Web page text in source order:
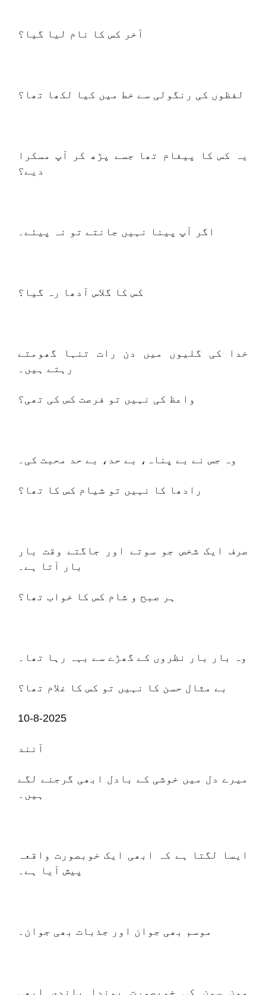
آخر کس کا نام لیا گیا؟
لفظوں کی رنگولی سے خط میں کیا لکھا تھا؟
یہ کس کا پیغام تھا جسے پڑھ کر آپ مسکرا
دیے؟
اگر آپ پینا نہیں جانتے تو نہ پیئے۔
کس کا گلاس آدھا رہ گیا؟
خدا کی گلیوں میں دن رات تنہا گھومتے
رہتے ہیں۔
واعظ کی نہیں تو فرصت کس کی تھی؟
وہ جس نے بے پناہ، بے حد، بے حد محبت کی۔
رادھا کا نہیں تو شیام کس کا تھا؟
صرف ایک شخص جو سوتے اور جاگتے وقت بار
بار آتا ہے۔
ہر صبح و شام کس کا خواب تھا؟
وہ بار بار نظروں کے گھڑے سے بہہ رہا تھا۔
بے مثال حسن کا نہیں تو کس کا غلام تھا؟
10-8-2025
آنند
میرے دل میں خوشی کے بادل ابھی گرجنے لگے
ہیں۔
ایسا لگتا ہے کہ ابھی ایک خوبصورت واقعہ
پیش آیا ہے۔
موسم بھی جوان اور جذبات بھی جوان۔
مون سون کی خوبصورت بوندا باندی ابھی